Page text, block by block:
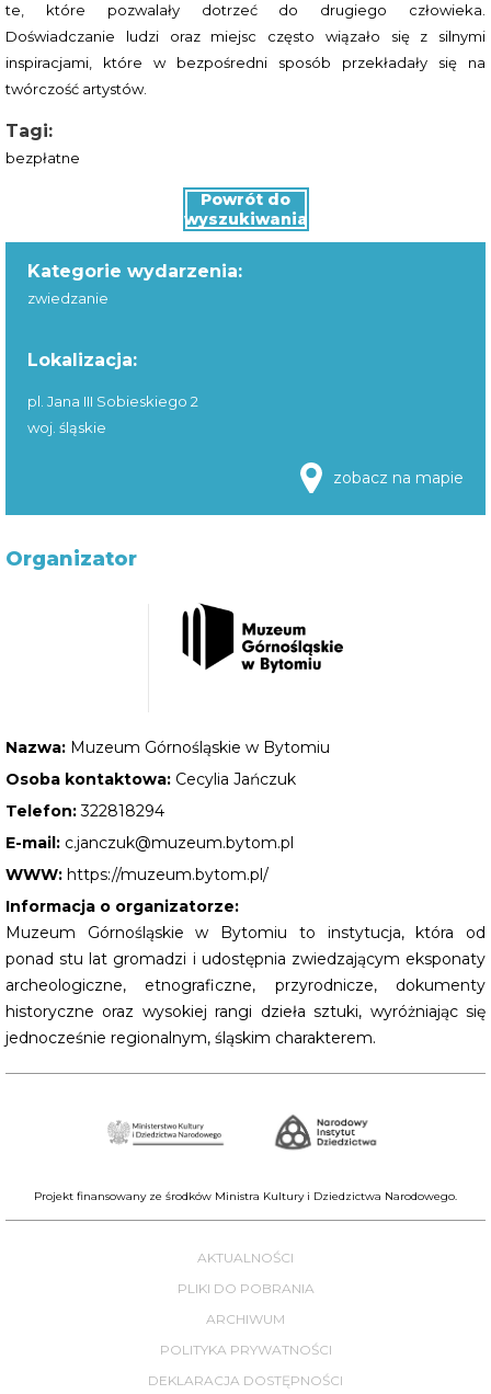
te, które pozwalały dotrzeć do drugiego człowieka.
Doświadczanie ludzi oraz miejsc często wiązało się z silnymi
inspiracjami, które w bezpośredni sposób przekładały się na
twórczość artystów.
Tagi:
bezpłatne
Powrót do
wyszukiwania
Kategorie wydarzenia:
zwiedzanie
Lokalizacja:
pl. Jana III Sobieskiego 2
woj. śląskie
zobacz na mapie
Organizator
Nazwa: Muzeum Górnośląskie w Bytomiu
Osoba kontaktowa: Cecylia Jańczuk
Telefon:322818294
E-mail: c.janczuk@muzeum.bytom.pl
WWW: https://muzeum.bytom.pl/
Informacja o organizatorze:
Muzeum Górnośląskie w Bytomiu to instytucja, która od
ponad stu lat gromadzi i udostępnia zwiedzającym eksponaty
archeologiczne, etnograficzne, przyrodnicze, dokumenty
historyczne oraz wysokiej rangi dzieła sztuki, wyróżniając się
jednocześnie regionalnym, śląskim charakterem.
Projekt finansowany ze środków Ministra Kultury i Dziedzictwa Narodowego.
AKTUALNOŚCI
PLIKI DO POBRANIA
ARCHIWUM
POLITYKA PRYWATNOŚCI
DEKLARACJA DOSTĘPNOŚCI